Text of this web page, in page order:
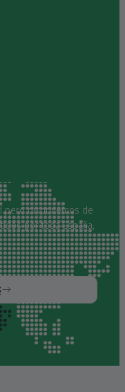
pero disponemos de
por toda España,